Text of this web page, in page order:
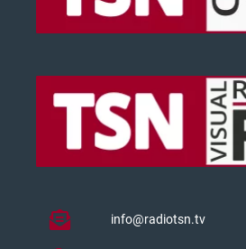
info@radiotsn.tv